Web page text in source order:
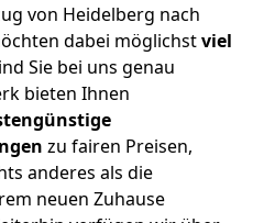
von Heidelberg nach
dabei möglichstviel
Sie bei uns genau
bieten Ihnen
zu fairen Preisen,
anderes als die
neuen Zuhause